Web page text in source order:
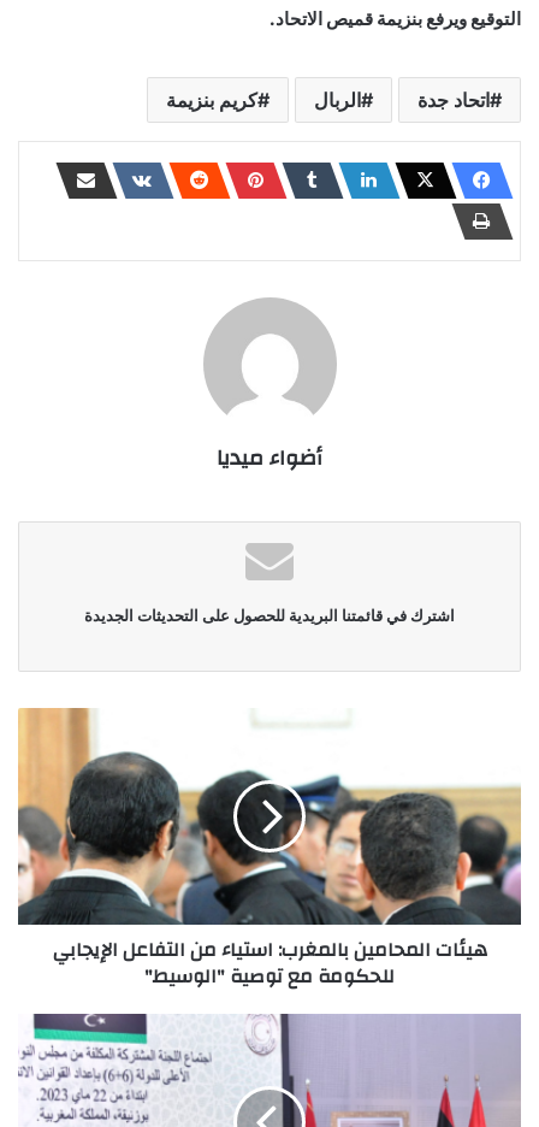
التوقيع ويرفع بنزيمة قميص الاتحاد.
اتحاد جدة الربال كريم بنزيمة
أضواء ميديا
اشترك في قائمتنا البريدية للحصول على التحديثات الجديدة
هيئات المحامين بالمغرب: استياء من التفاعل الإيجابي
للحكومة مع توصية "الوسيط"